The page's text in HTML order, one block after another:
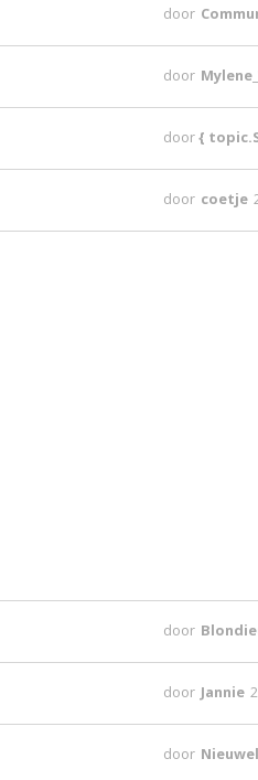
door
door
door{
door coetje
door
door Jannie
door